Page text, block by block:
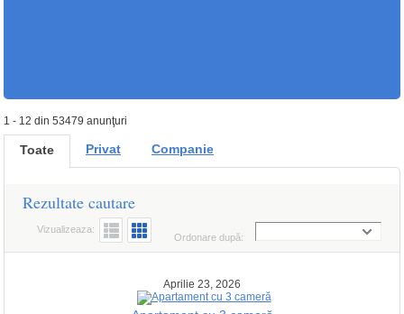
1 - 12 din 53479 anunţuri
Toate Privat Companie
Rezultate cautare
Ordonare după:
Vizualizeaza:
Aprilie 23, 2026